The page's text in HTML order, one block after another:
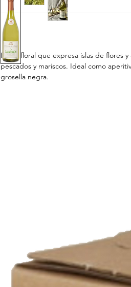
Ramo floral que expresa islas de flores
pescados y mariscos. Ideal como
grosella negra.